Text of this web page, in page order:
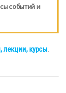
событий и
лекции, курсы.